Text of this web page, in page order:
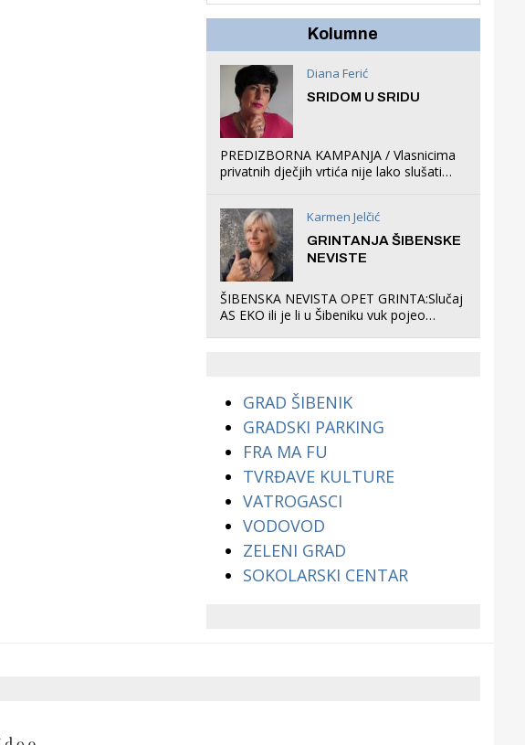
organizirao dječje
Kolumne
Diana Ferić
SRIDOM U SRIDU
PREDIZBORNA KAMPANJA / Vlasnicima
privatnih dječjih vrtića nije lako slušati
što oni rade u Šibeniku ne postoji
Karmen Jelčić
GRINTANJA ŠIBENSKE
NEVISTE
ŠIBENSKA NEVISTA OPET GRINTA:Slučaj
AS EKO ili je li u Šibeniku vuk pojeo
GRAD ŠIBENIK
GRADSKI PARKING
FRA MA FU
TVRĐAVE KULTURE
VATROGASCI
VODOVOD
ZELENI GRAD
SOKOLARSKI CENTAR